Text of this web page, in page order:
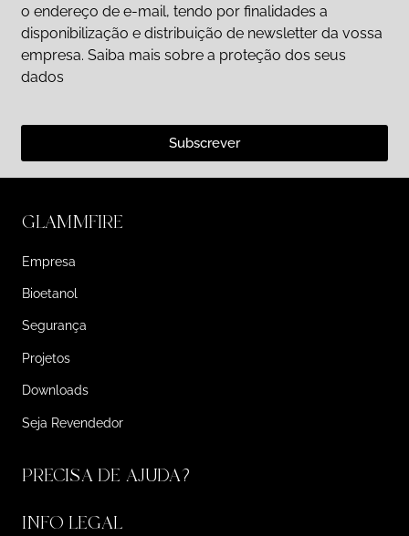
o endereço de e-mail, tendo por finalidades a
disponibilização e distribuição de newsletter da vossa
empresa. Saiba mais sobre a proteção dos seus
dados
Subscrever
GLAMMFIRE
Empresa
Bioetanol
Segurança
Projetos
Downloads
Seja Revendedor
PRECISA DE AJUDA?
INFO LEGAL